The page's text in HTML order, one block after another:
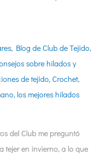
, Blog de Club de Tejido,
sobre hilados y
de tejido,Crochet,
, los mejores hilados
del Club me preguntó
tejer en invierno, a lo que